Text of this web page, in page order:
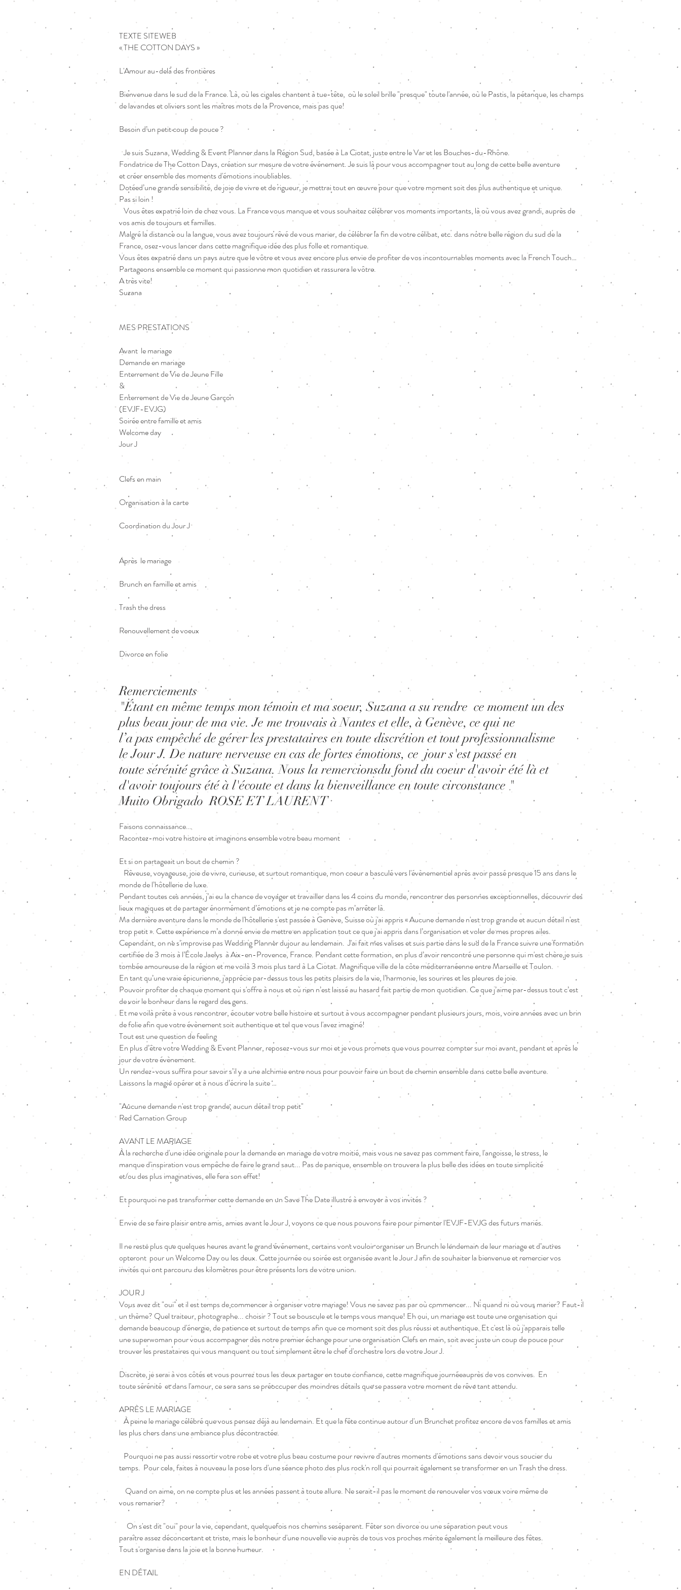
TEXTE SITEWEB
« THE COTTON DAYS »
L'Amour au-delà des frontières
Bienvenue dans le sud de la France. Là, où les cigales chantent à tue-tête, où le soleil brille "presque" toute l'année, où le Pastis, la pétanque, les champs
de lavandes et oliviers sont les maîtres mots de la Provence, mais pas que!
Besoin d’un petit coup de pouce ?
Je suis Suzana, Wedding & Event Planner dans la Région Sud, basée à La Ciotat, juste entre le Var et les Bouches-du-Rhône.
Fondatrice de The Cotton Days, création sur mesure de votre événement. Je suis là pour vous accompagner tout au long de cette belle aventure
et créer ensemble des moments d'émotions inoubliables.
Dotéed’une grande sensibilité, de joie de vivre et de rigueur, je mettrai tout en œuvre pour que votre moment soit des plus authentique et unique.
Pas si loin !
Vous êtes expatrié loin de chez vous. La France vous manque et vous souhaitez célébrer vos moments importants, là où vous avez grandi, auprès de
vos amis de toujours et familles.
Malgré la distance ou la langue, vous avez toujours rêvé de vous marier, de célébrer la fin de votre célibat, etc. dans notre belle région du sud de la
France, osez-vous lancer dans cette magnifique idée des plus folle et romantique.
Vous êtes expatrié dans un pays autre que le vôtre et vous avez encore plus envie de profiter de vos incontournables moments avec la French Touch…
Partageons ensemble ce moment qui passionne mon quotidien et rassurera le vôtre.
A très vite!
Suzana
MES PRESTATIONS
Avant le mariage
Demande en mariage
Enterrement de Vie de Jeune Fille
&
Enterrement de Vie de Jeune Garçon
(EVJF-EVJG)
Soirée entre famille et amis
Welcome day
Jour J
Clefs en main
Organisation à la carte
Coordination du Jour J
Après le mariage
Brunch en famille et amis
Trash the dress
Renouvellement de voeux
Divorce en folie
Remerciements
"Étant en même temps mon témoin et ma soeur, Suzana a su rendre ce moment un des
plus beau jour de ma vie. Je me trouvais à Nantes et elle, à Genève, ce qui ne
l’a pas empêché de gérer les prestataires en toute discrétion et tout professionnalisme
le Jour J. De nature nerveuse en cas de fortes émotions, ce jour s'est passé en
toute sérénité grâce à Suzana. Nous la remercionsdu fond du coeur d'avoir été là et
d'avoir toujours été à l'écoute et dans la bienveillance en toute circonstance "
Muito Obrigado ROSE ET LAURENT
Faisons connaissance...
Racontez-moi votre histoire et imaginons ensemble votre beau moment
Et si on partageait un bout de chemin ?
Rêveuse, voyageuse, joie de vivre, curieuse, et surtout romantique, mon coeur a basculé vers l'évènementiel après avoir passé presque 15 ans dans le
monde de l’hôtellerie de luxe.
Pendant toutes ces années, j’ai eu la chance de voyager et travailler dans les 4 coins du monde, rencontrer des personnes exceptionnelles, découvrir des
lieux magiques et de partager énormément d’émotions et je ne compte pas m’arrêter là.
Ma dernière aventure dans le monde de l'hôtellerie s'est passée à Genève, Suisse où j'ai appris « Aucune demande n'est trop grande et aucun détail n'est
trop petit ». Cette expérience m’a donné envie de mettre en application tout ce que j'ai appris dans l’organisation et voler de mes propres ailes.
Cependant, on ne s’improvise pas Wedding Planner dujour au lendemain. J'ai fait mes valises et suis partie dans le sud de la France suivre une formation
certifiée de 3 mois à l’École Jaelys à Aix-en-Provence, France. Pendant cette formation, en plus d’avoir rencontré une personne qui m'est chère,je suis
tombée amoureuse de la région et me voilà 3 mois plus tard à La Ciotat. Magnifique ville de la côte méditerranéenne entre Marseille et Toulon.
En tant qu’une vraie épicurienne, j'apprécie par-dessus tous les petits plaisirs de la vie, l’harmonie, les sourires et les pleures de joie.
Pouvoir profiter de chaque moment qui s'offre à nous et où rien n’est laissé au hasard fait partie de mon quotidien. Ce que j’aime par-dessus tout c’est
de voir le bonheur dans le regard des gens.
Et me voilà prête à vous rencontrer, écouter votre belle histoire et surtout à vous accompagner pendant plusieurs jours, mois, voire années avec un brin
de folie afin que votre évènement soit authentique et tel que vous l'avez imaginé!
Tout est une question de feeling
En plus d’être votre Wedding & Event Planner, reposez-vous sur moi et je vous promets que vous pourrez compter sur moi avant, pendant et après le
jour de votre évènement.
Un rendez-vous suffira pour savoir s’il y a une alchimie entre nous pour pouvoir faire un bout de chemin ensemble dans cette belle aventure.
Laissons la magie opérer et à nous d’écrire la suite …
"Aucune demande n'est trop grande, aucun détail trop petit"
Red Carnation Group
AVANT LE MARIAGE
À la recherche d'une idée originale pour la demande en mariage de votre moitié, mais vous ne savez pas comment faire, l'angoisse, le stress, le
manque d'inspiration vous empêche de faire le grand saut... Pas de panique, ensemble on trouvera la plus belle des idées en toute simplicité
et/ou des plus imaginatives, elle fera son effet!
Et pourquoi ne pas transformer cette demande en un Save The Date illustré à envoyer à vos invités ?
Envie de se faire plaisir entre amis, amies avant le Jour J, voyons ce que nous pouvons faire pour pimenter l'EVJF-EVJG des futurs mariés.
Il ne reste plus que quelques heures avant le grand événement, certains vont vouloir organiser un Brunch le lendemain de leur mariage et d’autres
opteront pour un Welcome Day ou les deux. Cette journée ou soirée est organisée avant le Jour J afin de souhaiter la bienvenue et remercier vos
invités qui ont parcouru des kilomètres pour être présents lors de votre union.
JOUR J
Vous avez dit "oui" et il est temps de commencer à organiser votre mariage! Vous ne savez pas par où commencer... Ni quand ni où vous marier? Faut-il
un thème? Quel traiteur, photographe... choisir ? Tout se bouscule et le temps vous manque! Eh oui, un mariage est toute une organisation qui
demande beaucoup d'énergie, de patience et surtout de temps afin que ce moment soit des plus réussi et authentique. Et c'est là où j'apparais telle
une superwoman pour vous accompagner dès notre premier échange pour une organisation Clefs en main, soit avec juste un coup de pouce pour
trouver les prestataires qui vous manquent ou tout simplement être le chef d'orchestre lors de votre Jour J.
Discrète, je serai à vos côtés et vous pourrez tous les deux partager en toute confiance, cette magnifique journéeauprès de vos convives. En
toute sérénité et dans l'amour, ce sera sans se préoccuper des moindres détails que se passera votre moment de rêve tant attendu.
APRÈS LE MARIAGE
​ À peine le mariage célébré que vous pensez déjà au lendemain. Et que la fête continue autour d'un Brunchet profitez encore de vos familles et amis
les plus chers dans une ambiance plus décontractée.
Pourquoi ne pas aussi ressortir votre robe et votre plus beau costume pour revivre d'autres moments d'émotions sans devoir vous soucier du
temps. Pour cela, faites à nouveau la pose lors d'une séance photo des plus rock'n roll qui pourrait également se transformer en un Trash the dress.
Quand on aime, on ne compte plus et les années passent à toute allure. Ne serait-il pas le moment de renouveler vos vœux voire même de
vous remarier?
On s'est dit "oui" pour la vie, cependant, quelquefois nos chemins seséparent. Fêter son divorce ou une séparation peut vous
paraître assez déconcertant et triste, mais le bonheur d'une nouvelle vie auprès de tous vos proches mérite également la meilleure des fêtes.
Tout s'organise dans la joie et la bonne humeur.
EN DÉTAIL